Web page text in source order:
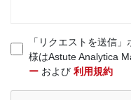
「リクエストを送信
様はAstute Analytica
ーおよび 利用規約